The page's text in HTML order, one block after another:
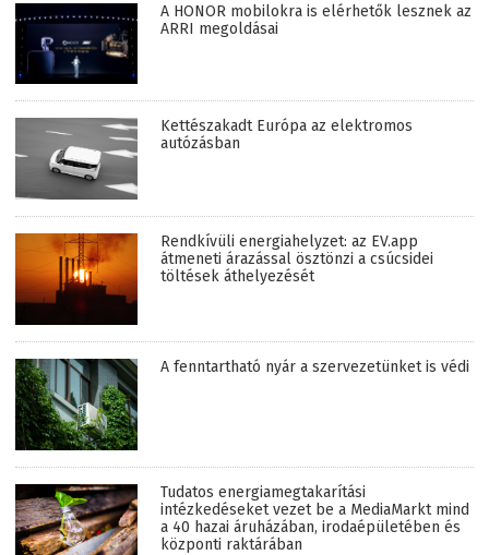
A HONOR mobilokra is elérhetők lesznek az
ARRI megoldásai
Kettészakadt Európa az elektromos
autózásban
Rendkívüli energiahelyzet: az EV.app
átmeneti árazással ösztönzi a csúcsidei
töltések áthelyezését
A fenntartható nyár a szervezetünket is védi
Tudatos energiamegtakarítási
intézkedéseket vezet be a MediaMarkt mind
a 40 hazai áruházában, irodaépületében és
központi raktárában